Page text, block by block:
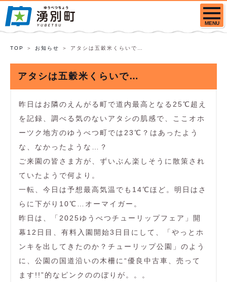
MENU
TOP お知らせ アタシは五穀米くらいで…
アタシは五穀米くらいで…
昨日はお隣のえんがる町で道内最高となる25℃超え
を記録、調べる気のないアタシの肌感で、ここオホ
ーツク地方のゆうべつ町では23℃？はあったよう
な、なかったような…？
ご来園の皆さま方が、ずいぶん楽しそうに散策され
ていたようで何より。
一転、今日は予想最高気温でも14℃ほど。明日はさ
らに下がり10℃…オーマイガー。
昨日は、「2025ゆうべつチューリップフェア」開
幕12日目、有料入園開始3日目にして、「やっとホ
ンキを出してきたのか？チューリップ公園」のよう
に、公園の国道沿いの木柵に“優良中古車、売って
ます!!”的なピンクののぼりが。。。